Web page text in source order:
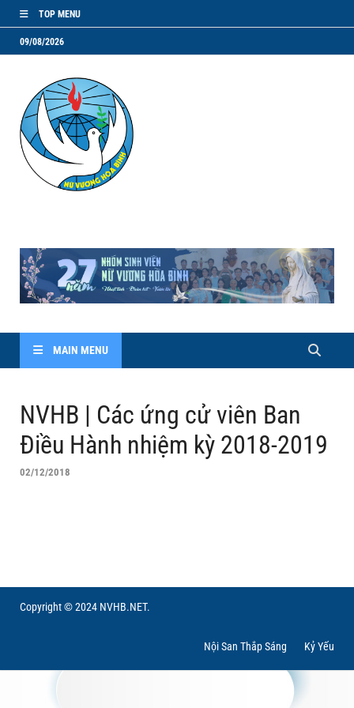
TOP MENU
09/08/2026
MAIN MENU
NVHB | Các ứng cử viên Ban
Điều Hành nhiệm kỳ 2018-2019
02/12/2018
Copyright © 2024 NVHB.NET.
Nội San Thắp Sáng Kỷ Yếu